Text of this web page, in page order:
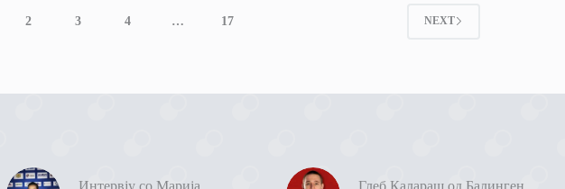
2 3 4 … 17 NEXT
Интервју со Марија
Глеб Калараш од Балинген